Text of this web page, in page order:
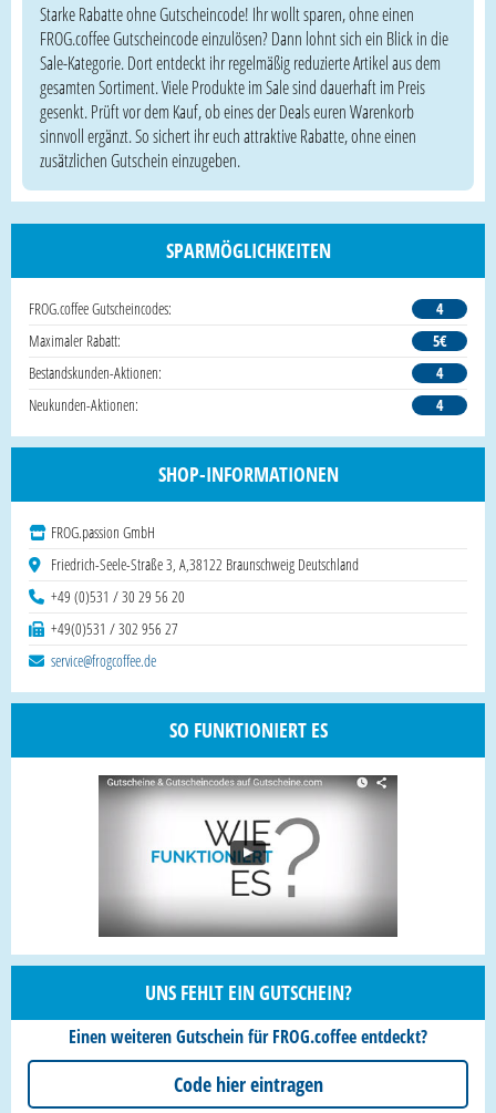
Starke Rabatte ohne Gutscheincode! Ihr wollt sparen, ohne einen
FROG.coffee Gutscheincode einzulösen? Dann lohnt sich ein Blick in die
Sale-Kategorie. Dort entdeckt ihr regelmäßig reduzierte Artikel aus dem
gesamten Sortiment. Viele Produkte im Sale sind dauerhaft im Preis
gesenkt. Prüft vor dem Kauf, ob eines der Deals euren Warenkorb
sinnvoll ergänzt. So sichert ihr euch attraktive Rabatte, ohne einen
zusätzlichen Gutschein einzugeben.
SPARMÖGLICHKEITEN
FROG.coffee Gutscheincodes:
4
Maximaler Rabatt:
5€
Bestandskunden-Aktionen:
4
Neukunden-Aktionen:
4
SHOP-INFORMATIONEN
FROG.passion GmbH
Friedrich-Seele-Straße 3, A,38122 Braunschweig Deutschland
+49 (0)531 / 30 29 56 20
+49(0)531 / 302 956 27
service@frogcoffee.de
SO FUNKTIONIERT ES
UNS FEHLT EIN GUTSCHEIN?
Einen weiteren Gutschein für FROG.coffee entdeckt?